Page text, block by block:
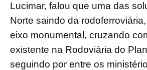
Lucimar, falou que uma das
Norte saindo da
eixo monumental, cruzando
existente na Rodoviária do
seguindo por entre os